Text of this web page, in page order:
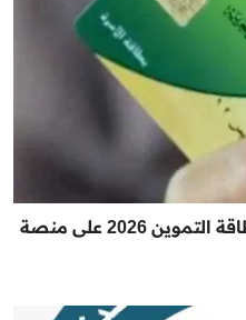
دليل خطوات وأوراق تحديث بطاقة التموين 2026 على منصة